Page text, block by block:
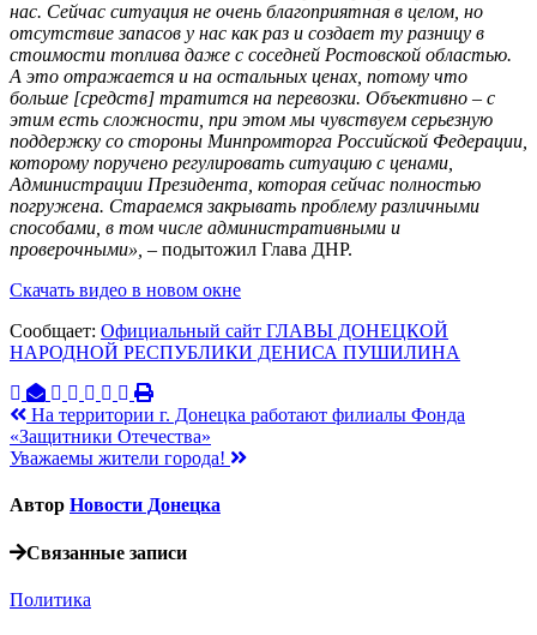
нас. Сейчас ситуация не очень благоприятная в целом, но
отсутствие запасов у нас как раз и создает ту разницу в
стоимости топлива даже с соседней Ростовской областью.
А это отражается и на остальных ценах, потому что
больше [средств] тратится на перевозки. Объективно – с
этим есть сложности, при этом мы чувствуем серьезную
поддержку со стороны Минпромторга Российской Федерации,
которому поручено регулировать ситуацию с ценами,
Администрации Президента, которая сейчас полностью
погружена. Стараемся закрывать проблему различными
способами, в том числе административными и
проверочными», – подытожил Глава ДНР.
Скачать видео в новом окне
Сообщает: Официальный сайт ГЛАВЫ ДОНЕЦКОЙ
НАРОДНОЙ РЕСПУБЛИКИ ДЕНИСА ПУШИЛИНА
Навигация
по
На территории г. Донецка работают филиалы Фонда
«Защитники Отечества»
Уважаемы жители города!
Автор Новости Донецка
Связанные записи
Политика